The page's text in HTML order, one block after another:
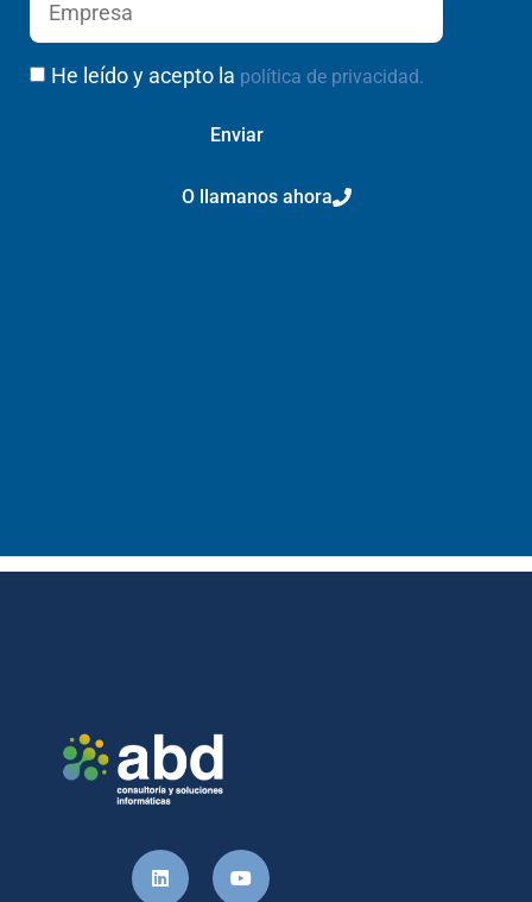
He leído y acepto la política de privacidad.
Enviar
O llamanos ahora